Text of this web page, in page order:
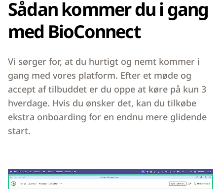
Sådan kommer du i gang
med BioConnect
Vi sørger for, at du hurtigt og nemt kommer i
gang med vores platform. Efter et møde og
accept af tilbuddet er du oppe at køre på kun 3
hverdage. Hvis du ønsker det, kan du tilkøbe
ekstra onboarding for en endnu mere glidende
start.